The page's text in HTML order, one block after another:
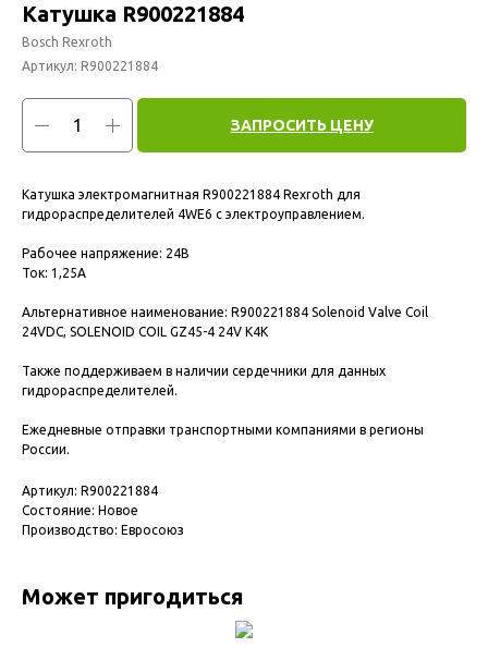
Катушка R900221884
Bosch Rexroth
Артикул: R900221884
ЗАПРОСИТЬ ЦЕНУ
Катушка электромагнитная R900221884 Rexroth для
гидрораспределителей 4WE6 с электроуправлением.
Рабочее напряжение: 24В
Ток: 1,25А
Альтернативное наименование: R900221884 Solenoid Valve Coil
24VDC, SOLENOID COIL GZ45-4 24V K4K
Также поддерживаем в наличии сердечники для данных
гидрораспределителей.
Ежедневные отправки транспортными компаниями в регионы
России.
Артикул: R900221884
Состояние: Новое
Производство: Евросоюз
Может пригодиться